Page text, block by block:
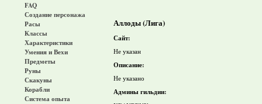
FAQ
Создание персонажа
Расы
Классы
Характеристики
Умения и Вехи
Предметы
Руны
Скакуны
Корабли
Система опыта
Аллоды (Лига)
Сайт:
Не указан
Описание:
Не указано
Админы гильдии: